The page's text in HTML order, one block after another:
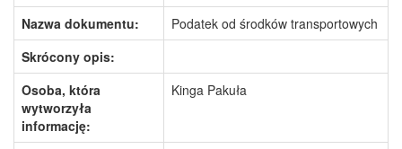
Nazwa dokumentu:
Podatek od środków transportowych
Skrócony opis:
Osoba, która
wytworzyła
informację:
Kinga Pakuła